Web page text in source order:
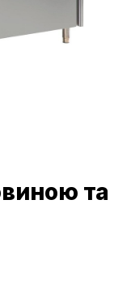
та